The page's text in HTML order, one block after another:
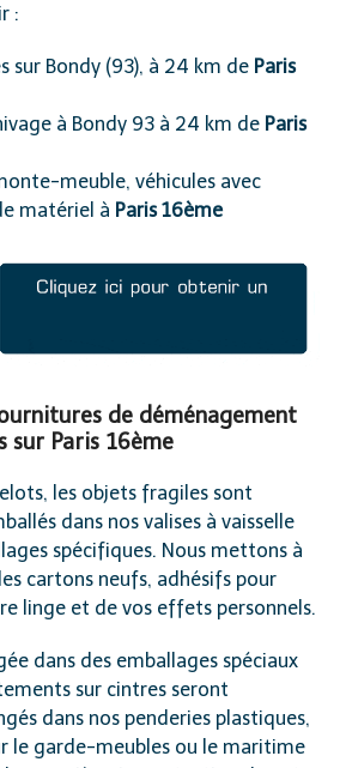
:
sur Bondy (93), à 24 km de Paris
à Bondy 93 à 24 km de Paris
meuble, véhicules avec
matériel à Paris 16ème
de déménagement
sur Paris 16ème
les objets fragiles sont
dans nos valises à vaisselle
spécifiques. Nous mettons à
cartons neufs, adhésifs pour
linge et de vos effets personnels.
dans des emballages spéciaux
sur cintres seront
dans nos penderies plastiques,
le garde-meubles ou le maritime